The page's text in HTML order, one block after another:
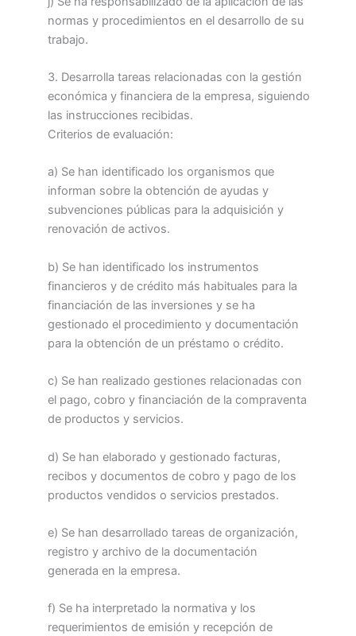
normas y procedimientos en el desarrollo de su
trabajo.
3. Desarrolla tareas relacionadas con la gestión
económica y financiera de la empresa, siguiendo
las instrucciones recibidas.
Criterios de evaluación:
a) Se han identificado los organismos que
informan sobre la obtención de ayudas y
subvenciones públicas para la adquisición y
renovación de activos.
b) Se han identificado los instrumentos
financieros y de crédito más habituales para la
financiación de las inversiones y se ha
gestionado el procedimiento y documentación
para la obtención de un préstamo o crédito.
c) Se han realizado gestiones relacionadas con
el pago, cobro y financiación de la compraventa
de productos y servicios.
d) Se han elaborado y gestionado facturas,
recibos y documentos de cobro y pago de los
productos vendidos o servicios prestados.
e) Se han desarrollado tareas de organización,
registro y archivo de la documentación
generada en la empresa.
f) Se ha interpretado la normativa y los
requerimientos de emisión y recepción de